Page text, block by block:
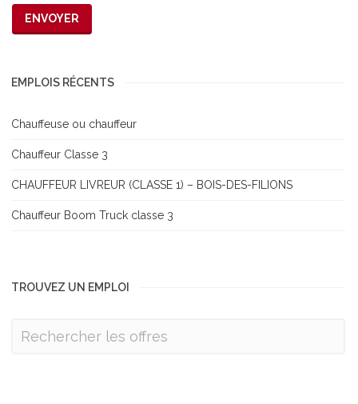
EMPLOIS RÉCENTS
Chauffeuse ou chauffeur
Chauffeur Classe 3
CHAUFFEUR LIVREUR (CLASSE 1) – BOIS-DES-FILIONS
Chauffeur Boom Truck classe 3
TROUVEZ UN EMPLOI